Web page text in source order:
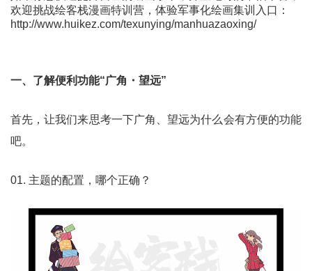
欢迎挑战绘客栈漫画特训营，体验军事化绘画集训入口：
http://www.huikez.com/texunying/manhuazaoxing/
一、了解便利功能“广角・望远”
首先，让我们来思考一下广角、望远为什么会有方便的功能
吧。
01. 主题的配置，哪个正确？